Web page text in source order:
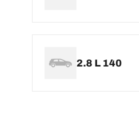
2.8 L 140